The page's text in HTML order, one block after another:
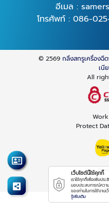
อีเมล :
โทรศัพท์ : 086-
© 2569กลึงสกรูเครื่องฉี
เนี
All
Protect
เว็บไซต์นี้ใช้คุกกี้
เราใช้คุกกี้เพื่อเพิ่มประ
มอบประสบการณ์ควา
ของท่านในการใช้งานเ
รู้เพิ่มเติม